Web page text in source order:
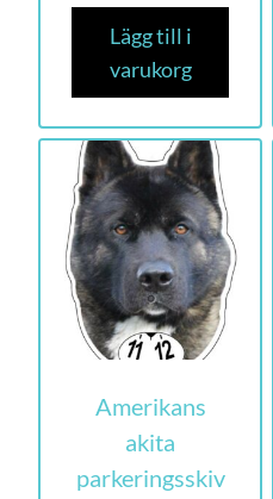
Lägg till i
varukorg
Amerikans
akita
parkeringsskiv